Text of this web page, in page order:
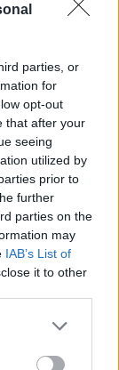
parties, or
for
opt-out
that after your
seeing
utilized by
prior to
further
parties on the
may
IAB’s List of
it to other
Google
may click to
παίρνουν οι
Κόστους
Μάιο ώστε να
τον